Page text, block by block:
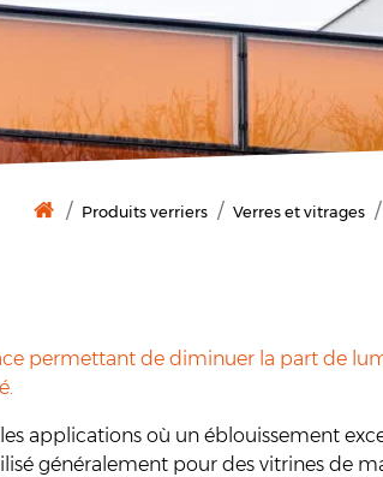
Produits verriers Verres et vitrages
permettant de diminuer la part de
applications où un éblouissement
généralement pour des vitrines de